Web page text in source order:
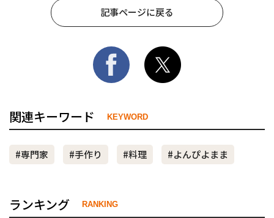
記事ページに戻る
関連キーワード KEYWORD
#専門家 #手作り #料理 #よんぴよまま
ランキング RANKING